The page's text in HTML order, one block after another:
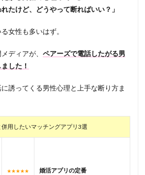
れたけど、どうやって断ればいい？」
女性も多いはず。
ディアが、 ペアーズで電話したがる男
した！
誘ってくる男性心理と上手な断り方ま
併用したいマッチングアプリ3選
★★★★★
婚活アプリの定番